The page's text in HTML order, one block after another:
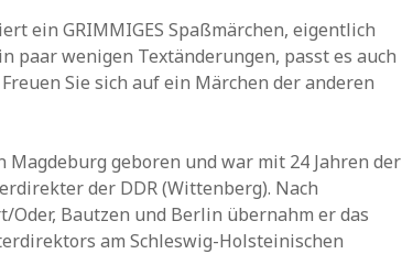
ein GRIMMIGES Spaßmärchen, eigentlich
paar wenigen Textänderungen, passt es auch
Sie sich auf ein Märchen der anderen
Magdeburg geboren und war mit 24 Jahren der
der DDR (Wittenberg). Nach
Bautzen und Berlin übernahm er das
am Schleswig-Holsteinischen